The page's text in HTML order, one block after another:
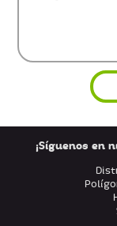
¡Síguenos en